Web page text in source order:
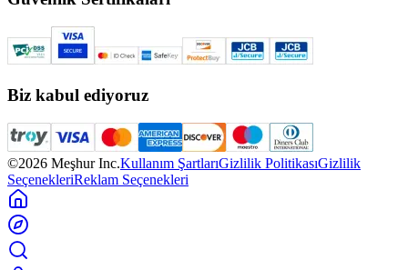
Biz kabul ediyoruz
©2026 Meşhur Inc.Kullanım ŞartlarıGizlilik PolitikasıGizlilik
SeçenekleriReklam Seçenekleri